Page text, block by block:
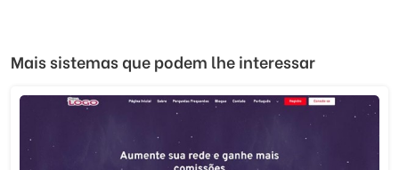
Mais sistemas que podem lhe interessar